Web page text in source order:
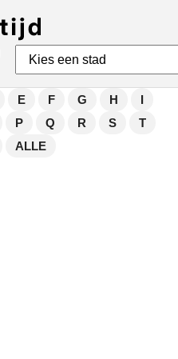
E F G H
I
P Q R S
T
ALLE